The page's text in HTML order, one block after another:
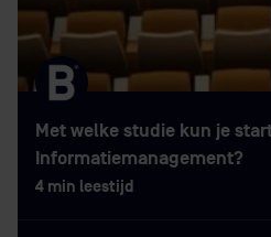
Met welke studie kun je
Informatiemanagement?
4 min leestijd